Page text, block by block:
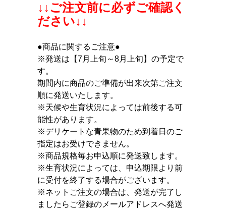
↓↓ご注文前に必ずご確認く
ださい↓↓
●商品に関するご注意●
※発送は【7月上旬～8月上旬】の予定で
す。
期間内に商品のご準備が出来次第ご注文
順に発送いたします。
※天候や生育状況によっては前後する可
能性があります。
※デリケートな青果物のため到着日のご
指定はお受けできません。
※商品規格毎お申込順に発送致します。
※生育状況によっては、申込期限より前
に受付を終了する場合がございます。
※ネットご注文の場合は、発送が完了し
ましたらご登録のメールアドレスへ発送